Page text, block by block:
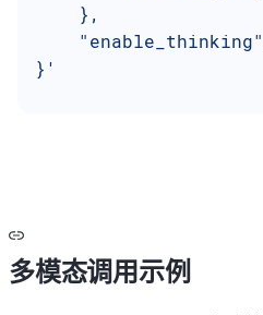
    },
}'
多模态调用示例